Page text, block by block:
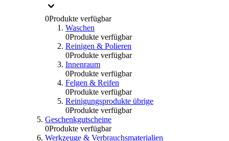
0Produkte verfügbar
Waschen
0Produkte verfügbar
Reinigen & Polieren
0Produkte verfügbar
Innenraum
0Produkte verfügbar
Felgen & Reifen
0Produkte verfügbar
Reinigungsprodukte übrige
0Produkte verfügbar
Geschenkgutscheine
0Produkte verfügbar
Werkzeuge & Verbrauchsmaterialien